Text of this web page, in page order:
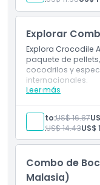
Experiencia de
Explorar
Explora Crocodile
paquete de
cocodrilos y
internacionales.
Leer más
Incluye
1 pellet para
Tour guiado
Experiencia de
Adulto:US$ 16.87
Niño:US$ 14.43US$
Combo de
Malasia)